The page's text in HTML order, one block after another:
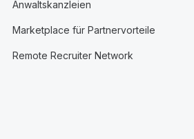
Anwaltskanzleien
Marketplace für Partnervorteile
Remote Recruiter Network